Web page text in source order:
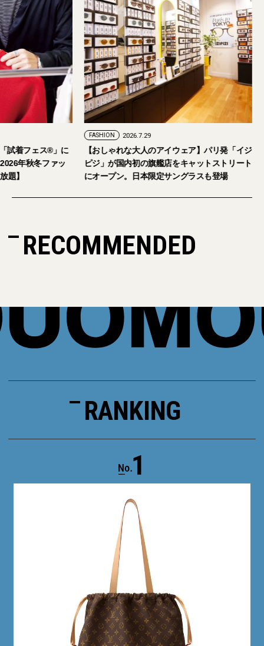
2026年9月5日・6日開催。「試着フェス®︎」に
読者の皆さまをご招待。【2026年秋冬ファッ
ション＆美容アイテム試し放題】
【おしゃれな大人
ピジ」が国内初の
にオープン。日本
RECOMMENDED
RANKING
1